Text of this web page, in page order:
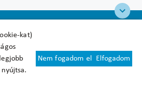
kat)
Nem fogadom el Elfogadom
feltételek